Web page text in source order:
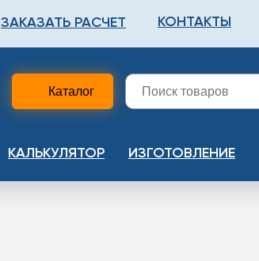
ЗАКАЗАТЬ РАСЧЕТ КОНТАКТЫ
ФАЛЬШПОЛ
Каталог
КАЛЬКУЛЯТОР ИЗГОТОВЛЕНИЕ